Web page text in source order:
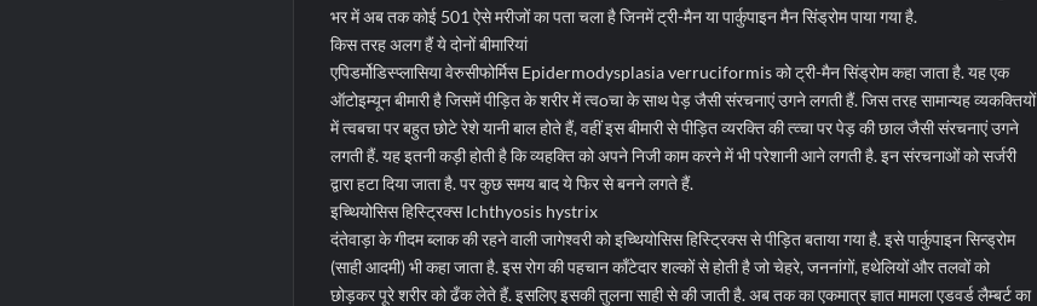
भर में अब तक कोई 501 ऐसे मरीजों का पता चला है जिनमें ट्री-मैन या पार्कुपाइन मैन सिंड्रोम पाया गया है.
किस तरह अलग हैं ये दोनों बीमारियां
एपिडर्मोडिस्प्लासिया वेरुसीफोर्मिस Epidermodysplasia verruciformis को ट्री-मैन सिंड्रोम कहा जाता है. यह एक
ऑटोइम्यून बीमारी है जिसमें पीड़ित के शरीर में त्वoचा के साथ पेड़ जैसी संरचनाएं उगने लगती हैं. जिस तरह सामान्यह व्यकक्तियों
में त्वबचा पर बहुत छोटे रेशे यानी बाल होते हैं, वहीं इस बीमारी से पीड़ित व्यरक्ति की त्व्चा पर पेड़ की छाल जैसी संरचनाएं उगने
लगती हैं. यह इतनी कड़ी होती है कि व्यहक्ति को अपने निजी काम करने में भी परेशानी आने लगती है. इन संरचनाओं को सर्जरी
द्वारा हटा दिया जाता है. पर कुछ समय बाद ये फिर से बनने लगते हैं.
इच्थियोसिस हिस्ट्रिक्स Ichthyosis hystrix
दंतेवाड़ा के गीदम ब्लाक की रहने वाली जागेश्वरी को इच्थियोसिस हिस्ट्रिक्स से पीड़ित बताया गया है. इसे पार्कुपाइन सिन्ड्रोम
(साही आदमी) भी कहा जाता है. इस रोग की पहचान काँटेदार शल्कों से होती है जो चेहरे, जननांगों, हथेलियों और तलवों को
छोड़कर पूरे शरीर को ढँक लेते हैं. इसलिए इसकी तुलना साही से की जाती है. अब तक का एकमात्र ज्ञात मामला एडवर्ड लैम्बर्ट का